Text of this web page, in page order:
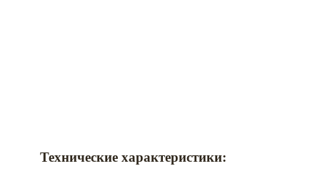
Технические характеристики: